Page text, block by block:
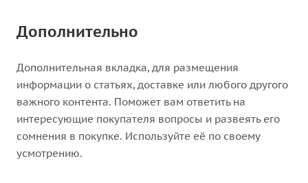
Дополнительно
Дополнительная вкладка, для размещения
информации о статьях, доставке или любого другого
важного контента. Поможет вам ответить на
интересующие покупателя вопросы и развеять его
сомнения в покупке. Используйте её по своему
усмотрению.